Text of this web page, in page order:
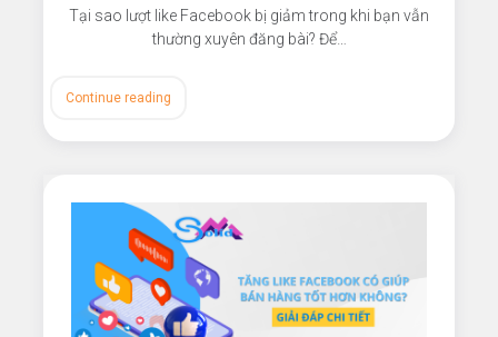
Tại sao lượt like Facebook bị giảm trong khi bạn vẫn
thường xuyên đăng bài? Để…
Continue reading